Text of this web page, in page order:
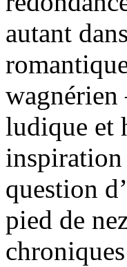
autant
wagnérien
ludique et
inspiration
question
pied de